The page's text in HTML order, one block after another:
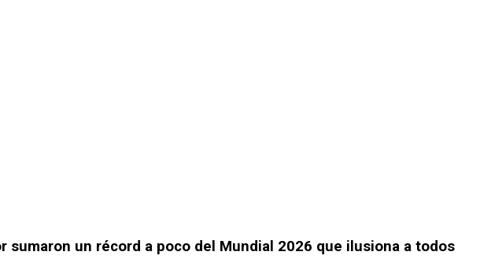
sumaron un récord a poco del Mundial 2026 que ilusiona a todos